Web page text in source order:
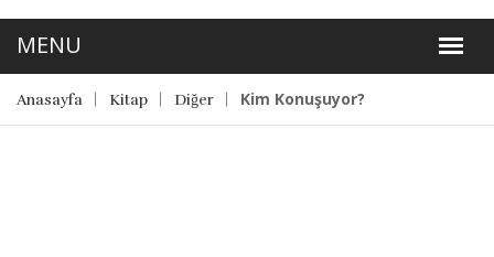
Anasayfa Kitap Diğer Kim Konuşuyor?